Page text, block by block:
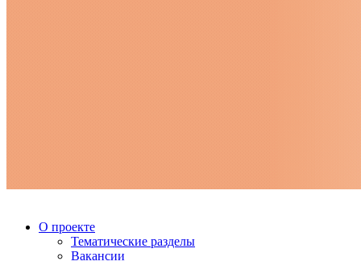
О проекте
Тематические разделы
Вакансии